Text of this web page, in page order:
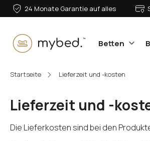
24 Monate Garantie auf alles
Betten
Startseite Lieferzeit und -kosten
Passwort:
Lieferzeit und -
Die Lieferkosten sind bei den